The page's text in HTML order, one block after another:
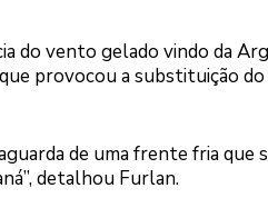
do vento gelado vindo da
provocou a substituição do
de uma frente fria que
detalhou Furlan.